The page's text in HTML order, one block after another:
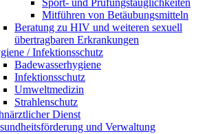
Sport- und Prüfungstauglichkeiten
Mitführen von Betäubungsmitteln
Beratung zu HIV und weiteren sexuell
übertragbaren Erkrankungen
/ Infektionsschutz
Badewasserhygiene
Infektionsschutz
Umweltmedizin
Strahlenschutz
Dienst
und Verwaltung